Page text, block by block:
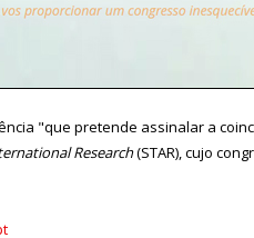
"que pretende assinalar a
Research(STAR), cujo